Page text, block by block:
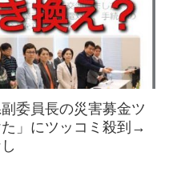
委員長の災害募金ツ
」にツッコミ殺到→